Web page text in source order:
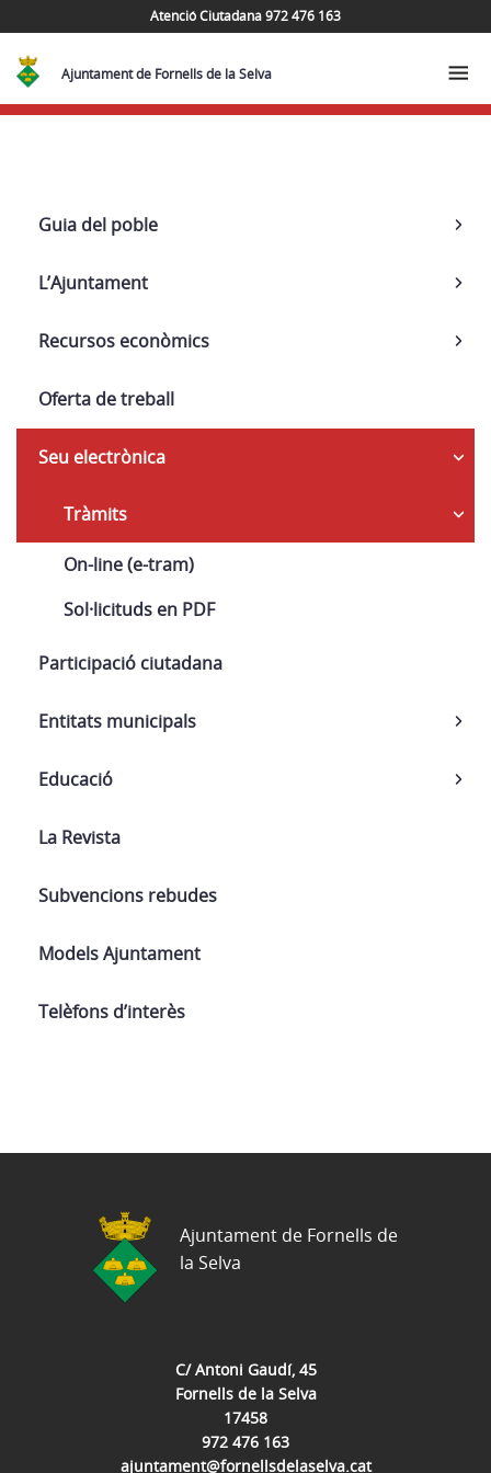
Atenció Ciutadana 972 476 163
Ajuntament de Fornells de la Selva
Activitat
econòmica
Guia del poble
L’Ajuntament
Recursos econòmics
Oferta de treball
Seu electrònica
Tràmits
On-line (e-tram)
Sol·licituds en PDF
Participació ciutadana
Entitats municipals
Educació
La Revista
Subvencions rebudes
Models Ajuntament
Telèfons d’interès
C/ Antoni Gaudí, 45
Fornells de la Selva
17458
972 476 163
ajuntament@fornellsdelaselva.cat
Ajuntament de Fornells de
la Selva